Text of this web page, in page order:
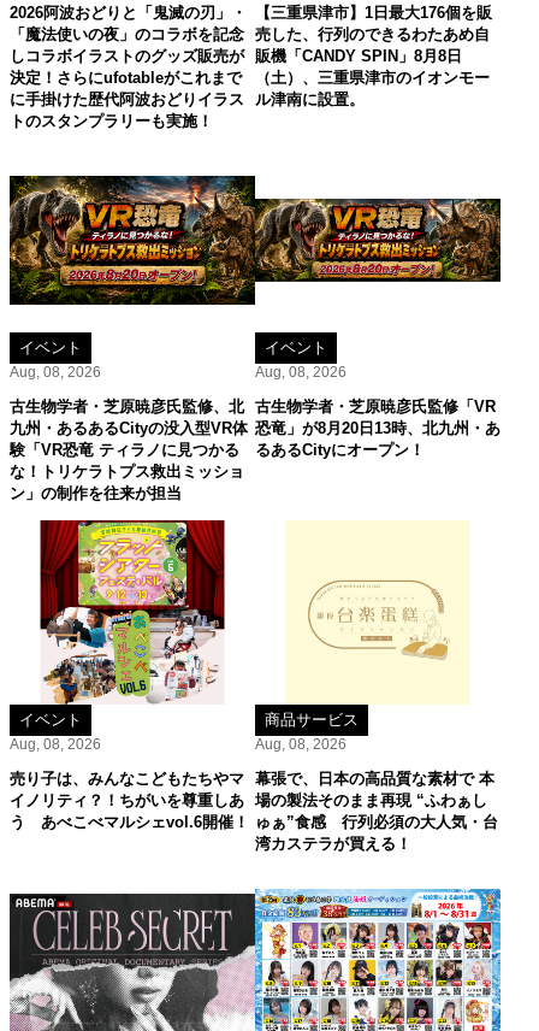
2026阿波おどりと「鬼滅の刃」・
「魔法使いの夜」のコラボを記念
しコラボイラストのグッズ販売が
決定！さらにufotableがこれまで
に手掛けた歴代阿波おどりイラス
トのスタンプラリーも実施！
【三重県津市】1日最大176個を販
売した、行列のできるわたあめ自
販機「CANDY SPIN」8月8日
（土）、三重県津市のイオンモー
ル津南に設置。
イベント
Aug, 08, 2026
古生物学者・芝原暁彦氏監修、北
九州・あるあるCityの没入型VR体
験「VR恐竜 ティラノに見つかる
な！トリケラトプス救出ミッショ
ン」の制作を往来が担当
イベント
Aug, 08, 2026
古生物学者・芝原暁彦氏監修「VR
恐竜」が8月20日13時、北九州・あ
るあるCityにオープン！
イベント
Aug, 08, 2026
売り子は、みんなこどもたちやマ
イノリティ？！ちがいを尊重しあ
う あべこべマルシェvol.6開催！
商品サービス
Aug, 08, 2026
幕張で、日本の高品質な素材で 本
場の製法そのまま再現 “ふわぁし
ゅぁ”食感 行列必須の大人気・台
湾カステラが買える！